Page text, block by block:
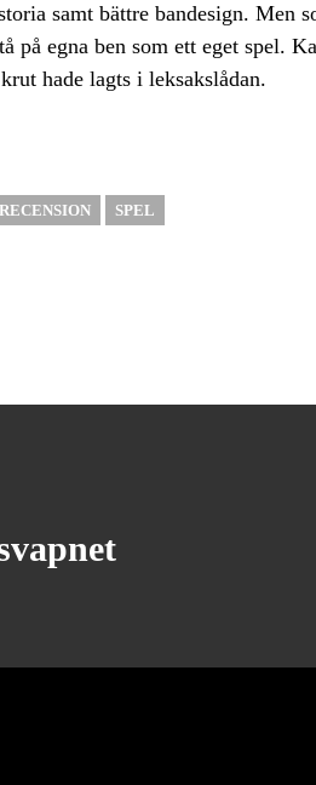
samt bättre bandesign. Men
på egna ben som ett eget spel.
hade lagts i leksakslådan.
RECENSION SPEL